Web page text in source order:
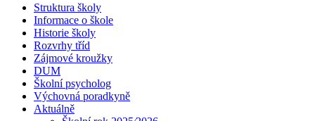
Struktura školy
Informace o škole
Historie školy
Rozvrhy tříd
Zájmové kroužky
DUM
Školní psycholog
Výchovná poradkyně
Aktuálně